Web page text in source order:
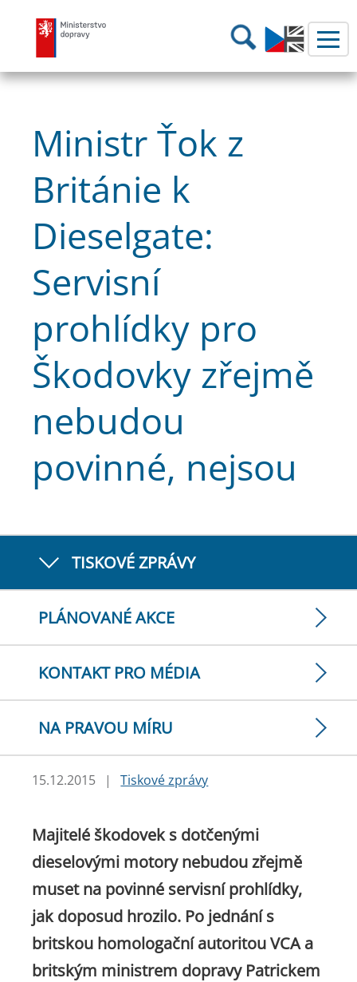
Ministerstvo dopravy Hledání
Ministr Ťok z
Británie k
Dieselgate:
Servisní
prohlídky pro
Škodovky zřejmě
nebudou
povinné, nejsou
TISKOVÉ ZPRÁVY
PLÁNOVANÉ AKCE
KONTAKT PRO MÉDIA
NA PRAVOU MÍRU
15.12.2015 | Tiskové zprávy
Majitelé škodovek s dotčenými
dieselovými motory nebudou zřejmě
muset na povinné servisní prohlídky,
jak doposud hrozilo. Po jednání s
britskou homologační autoritou VCA a
britským ministrem dopravy Patrickem